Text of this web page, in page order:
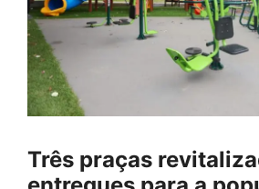
Três praças